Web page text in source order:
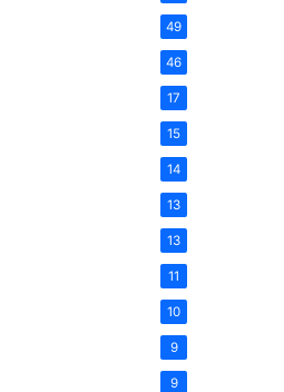
49
46
17
15
14
13
13
11
10
9
9